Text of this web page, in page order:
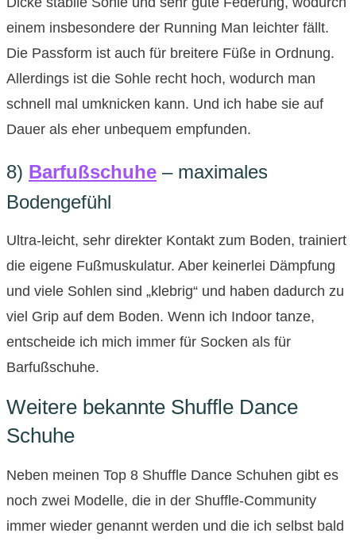
einem insbesondere der Running Man leichter fällt.
Die Passform ist auch für breitere Füße in Ordnung.
Allerdings ist die Sohle recht hoch, wodurch man
schnell mal umknicken kann. Und ich habe sie auf
Dauer als eher unbequem empfunden.
8) Barfußschuhe – maximales
Bodengefühl
Ultra-leicht, sehr direkter Kontakt zum Boden, trainiert
die eigene Fußmuskulatur. Aber keinerlei Dämpfung
und viele Sohlen sind „klebrig“ und haben dadurch zu
viel Grip auf dem Boden. Wenn ich Indoor tanze,
entscheide ich mich immer für Socken als für
Barfußschuhe.
Weitere bekannte Shuffle Dance
Schuhe
Neben meinen Top 8 Shuffle Dance Schuhen gibt es
noch zwei Modelle, die in der Shuffle-Community
immer wieder genannt werden und die ich selbst bald